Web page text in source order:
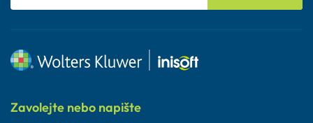
Zavolejte nebo napište